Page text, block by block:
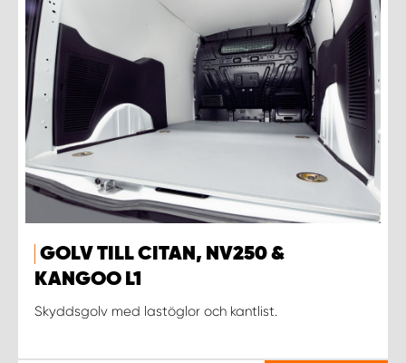
GOLV TILL CITAN, NV250 &
KANGOO L1
Skyddsgolv med lastöglor och kantlist.